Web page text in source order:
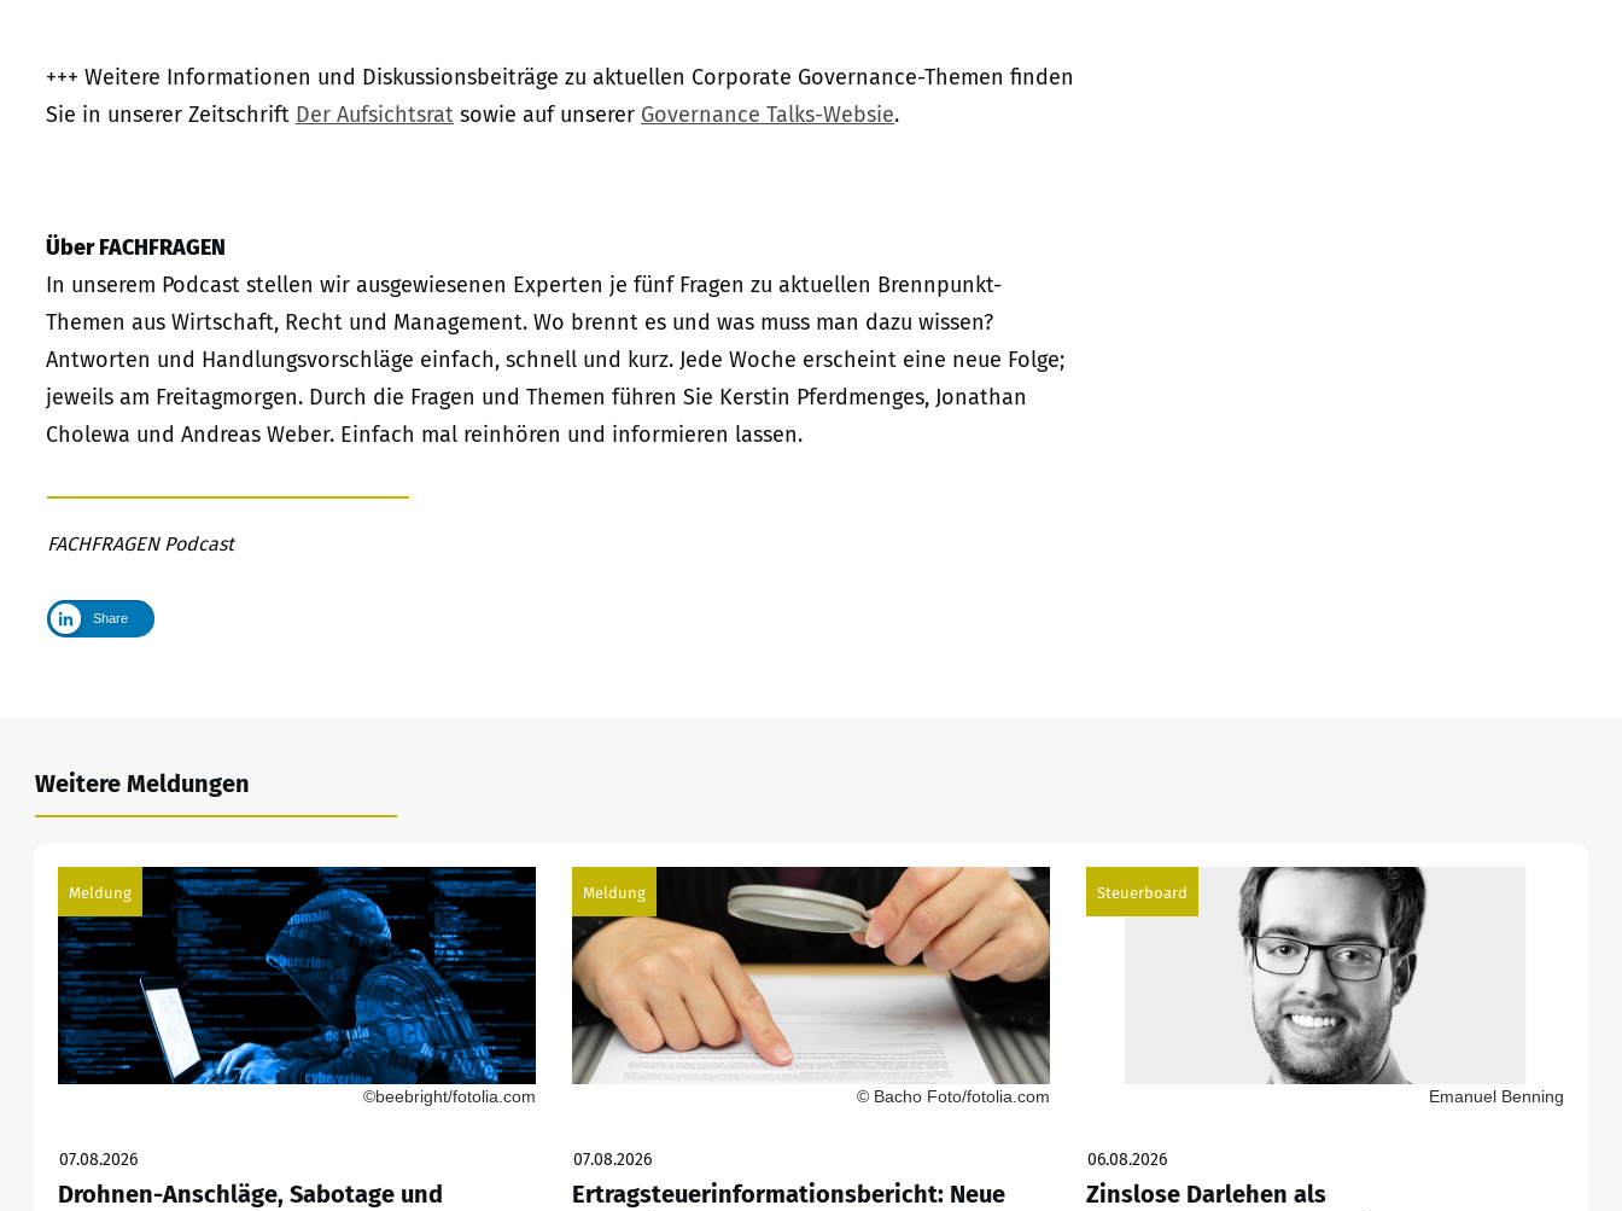
+++ Weitere Informationen und Diskussionsbeiträge zu aktuellen Corporate Governance-Themen finden
Sie in unserer Zeitschrift Der Aufsichtsrat sowie auf unserer Governance Talks-Websie.
Über FACHFRAGEN
In unserem Podcast stellen wir ausgewiesenen Experten je fünf Fragen zu aktuellen Brennpunkt-
Themen aus Wirtschaft, Recht und Management. Wo brennt es und was muss man dazu wissen?
Antworten und Handlungsvorschläge einfach, schnell und kurz. Jede Woche erscheint eine neue Folge;
jeweils am Freitagmorgen. Durch die Fragen und Themen führen Sie Kerstin Pferdmenges, Jonathan
Cholewa und Andreas Weber. Einfach mal reinhören und informieren lassen.
FACHFRAGEN Podcast
Share
Weitere Meldungen
Meldung
©beebright/fotolia.com
07.08.2026
Drohnen-Anschläge, Sabotage und
Meldung
© Bacho Foto/fotolia.com
07.08.2026
Ertragsteuerinformationsbericht: Neue
Steuerboard
Emanuel Benning
06.08.2026
Zinslose Darlehen als